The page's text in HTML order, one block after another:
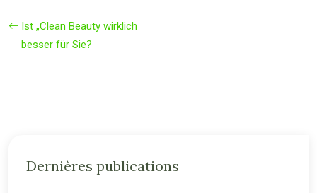
Ist „Clean Beauty wirklich
besser für Sie?
Dernières publications